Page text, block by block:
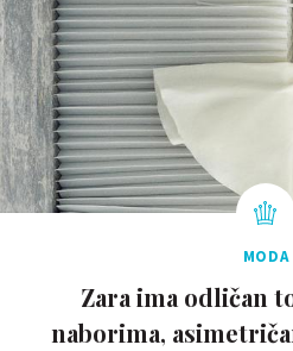
MODA
Zara ima odličan
naborima,